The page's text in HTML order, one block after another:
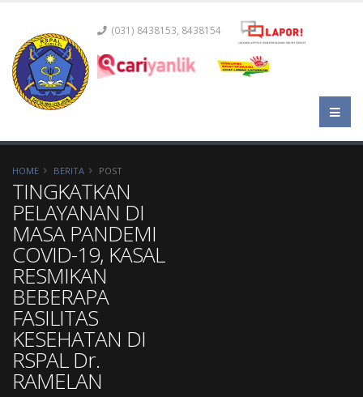
(031) 8438153, 8438154
HOME BERITA POST
TINGKATKAN
PELAYANAN DI
MASA PANDEMI
COVID-19, KASAL
RESMIKAN
BEBERAPA
FASILITAS
KESEHATAN DI
RSPAL Dr.
RAMELAN